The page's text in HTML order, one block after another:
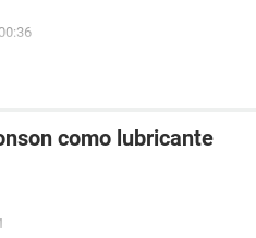
como lubricante